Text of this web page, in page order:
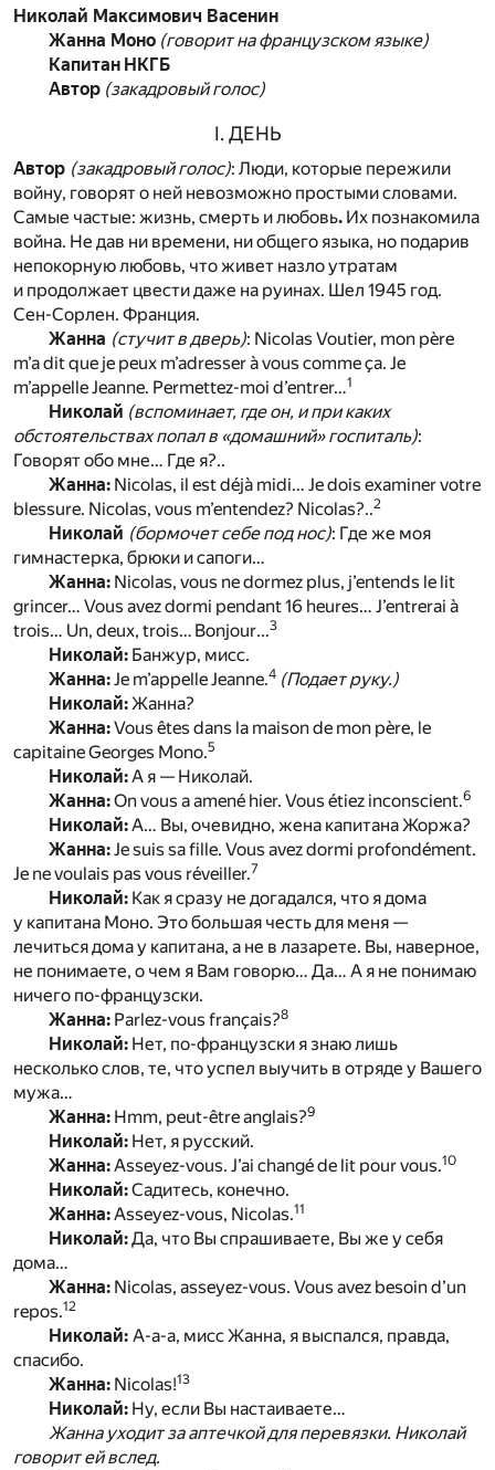
Николай Максимович Васенин
Жанна Моно (говорит на французском языке)
Капитан НКГБ
Автор (закадровый голос)
I. ДЕНЬ
Автор (закадровый голос): Люди, которые пережили
войну, говорят о ней невозможно простыми словами.
Самые частые: жизнь, смерть и любовь. Их познакомила
война. Не дав ни времени, ни общего языка, но подарив
непокорную любовь, что живет назло утратам
и продолжает цвести даже на руинах. Шел 1945 год.
Сен-Сорлен. Франция.
Жанна (стучит в дверь): Nicolas Voutier, mon père
m’a dit que je peux m’adresser à vous comme ça. Je
m’appelle Jeanne. Permettez-moi d’entrer…1
Николай (вспоминает, где он, и при каких
обстоятельствах попал в «домашний» госпиталь):
Говорят обо мне… Где я?..
Жанна: Nicolas, il est déjà midi… Je dois examiner votre
blessure. Nicolas, vous m’entendez? Nicolas?..2
Николай (бормочет себе под нос): Где же моя
гимнастерка, брюки и сапоги…
Жанна: Nicolas, vous ne dormez plus, j’entends le lit
grincer… Vous avez dormi pendant 16 heures… J’entrerai à
trois… Un, deux, trois… Bonjour…3
Николай: Банжур, мисс.
Жанна:Je m’appelle Jeanne.4 (Подает руку.)
Николай:Жанна?
Жанна:Vous êtes dans la maison de mon père, le
capitaine Georges Mono.5
Николай:А я — Николай.
Жанна:On vous a amené hier. Vous étiez inconscient.6
Николай:А… Вы, очевидно, жена капитана Жоржа?
Жанна:Je suis sa fille. Vous avez dormi profondément.
Je ne voulais pas vous réveiller.7
Николай: Как я сразу не догадался, что я дома
у капитана Моно. Это большая честь для меня —
лечиться дома у капитана, а не в лазарете. Вы, наверное,
не понимаете, о чем я Вам говорю… Да… А я не понимаю
ничего по-французски.
Жанна: Parlez-vous français?8
Николай: Нет, по-французски я знаю лишь
несколько слов, те, что успел выучить в отряде у Вашего
мужа…
Жанна: Hmm, peut-être anglais?9
Николай: Нет, я русский.
Жанна:Asseyez-vous. J’ai changé de lit pour vous.10
Николай:Садитесь, конечно.
Жанна:Asseyez-vous, Nicolas.11
Николай:Да, что Вы спрашиваете, Вы же у себя
дома…
Жанна: Nicolas, asseyez-vous. Vous avez besoin d’un
repos.12
Николай: А-а-а, мисс Жанна, я выспался, правда,
спасибо.
Жанна: Nicolas!13
Николай: Ну, если Вы настаиваете…
Жанна уходит за аптечкой для перевязки. Николай
говорит ей вслед.